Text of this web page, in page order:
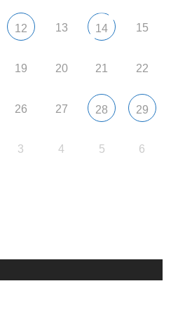
12 13 14 15
19 20 21 22
26 27 28 29
3 4 5 6